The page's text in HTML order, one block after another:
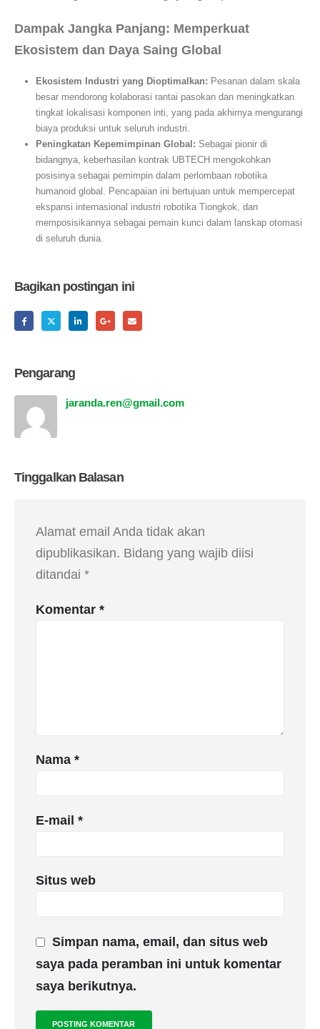
Dampak Jangka Panjang: Memperkuat
Ekosistem dan Daya Saing Global
Ekosistem Industri yang Dioptimalkan: Pesanan dalam skala
besar mendorong kolaborasi rantai pasokan dan meningkatkan
tingkat lokalisasi komponen inti, yang pada akhirnya mengurangi
biaya produksi untuk seluruh industri.
Peningkatan Kepemimpinan Global: Sebagai pionir di
bidangnya, keberhasilan kontrak UBTECH mengokohkan
posisinya sebagai pemimpin dalam perlombaan robotika
humanoid global. Pencapaian ini bertujuan untuk mempercepat
ekspansi internasional industri robotika Tiongkok, dan
memposisikannya sebagai pemain kunci dalam lanskap otomasi
di seluruh dunia.
Bagikan postingan ini
Pengarang
jaranda.ren@gmail.com
Tinggalkan Balasan
Alamat email Anda tidak akan
dipublikasikan. Bidang yang wajib diisi
ditandai *
Komentar *
Nama *
E-mail *
Situs web
Simpan nama, email, dan situs web
saya pada peramban ini untuk komentar
saya berikutnya.